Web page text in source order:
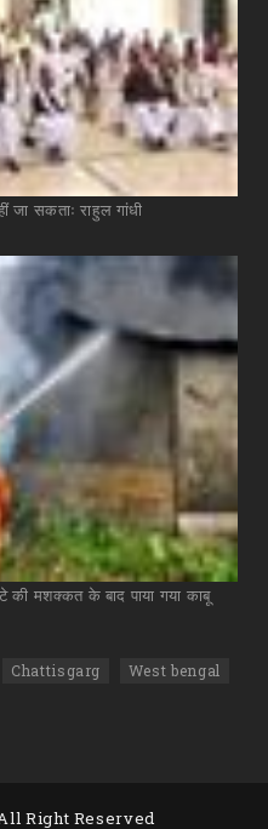
जा सकताः राहुल गांधी
की मशक्कत के बाद पाया गया काबू
Chattisgarg
West bengal
Right Reserved